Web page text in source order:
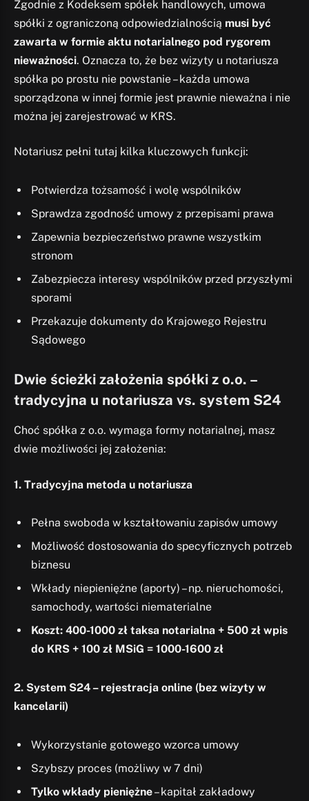
Zgodnie z Kodeksem spółek handlowych, umowa
spółki z ograniczoną odpowiedzialnością musi być
zawarta w formie aktu notarialnego pod rygorem
nieważności. Oznacza to, że bez wizyty u notariusza
spółka po prostu nie powstanie – każda umowa
sporządzona w innej formie jest prawnie nieważna i nie
można jej zarejestrować w KRS.
Notariusz pełni tutaj kilka kluczowych funkcji:
Potwierdza tożsamość i wolę wspólników
Sprawdza zgodność umowy z przepisami prawa
Zapewnia bezpieczeństwo prawne wszystkim
stronom
Zabezpiecza interesy wspólników przed przyszłymi
sporami
Przekazuje dokumenty do Krajowego Rejestru
Sądowego
Dwie ścieżki założenia spółki z o.o. –
tradycyjna u notariusza vs. system S24
Choć spółka z o.o. wymaga formy notarialnej, masz
dwie możliwości jej założenia:
1. Tradycyjna metoda u notariusza
Pełna swoboda w kształtowaniu zapisów umowy
Możliwość dostosowania do specyficznych potrzeb
biznesu
Wkłady niepieniężne (aporty) – np. nieruchomości,
samochody, wartości niematerialne
Koszt: 400-1000 zł taksa notarialna + 500 zł wpis
do KRS + 100 zł MSiG = 1000-1600 zł
2. System S24 – rejestracja online (bez wizyty w
kancelarii)
Wykorzystanie gotowego wzorca umowy
Szybszy proces (możliwy w 7 dni)
Tylko wkłady pieniężne– kapitał zakładowy